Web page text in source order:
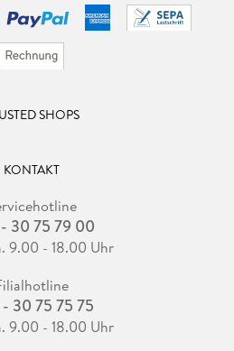
SHOPS
KONTAKT
30 75 79 00
9.00 - 18.00 Uhr
30 75 75 75
9.00 - 18.00 Uhr